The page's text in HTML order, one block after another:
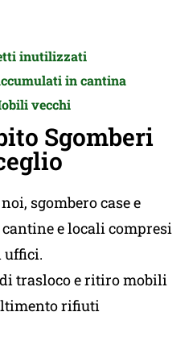
inutilizzati
in cantina
vecchi
Sgomberi
sgombero case e
e locali compresi
uffici.
trasloco e ritiro mobili
rifiuti